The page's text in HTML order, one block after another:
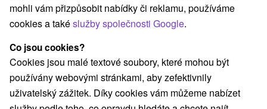
Rezervovat přes booking
REZERVACE A VÝBĚR POBYTU
Kontaktujte přímo ubytovatele.
mohli vám přizpůsobit nabídky či reklamu, používáme
cookies a takéslužby společnosti Google.
Co jsou cookies?
Cookies jsou malé textové soubory, které mohou být
používány webovými stránkami, aby zefektivnily
uživatelský zážitek. Díky cookies vám můžeme nabízet